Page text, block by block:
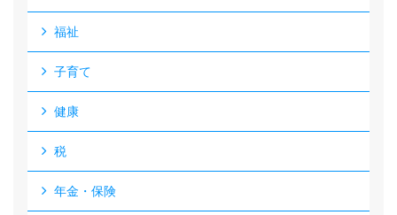
福祉
子育て
健康
税
年金・保険